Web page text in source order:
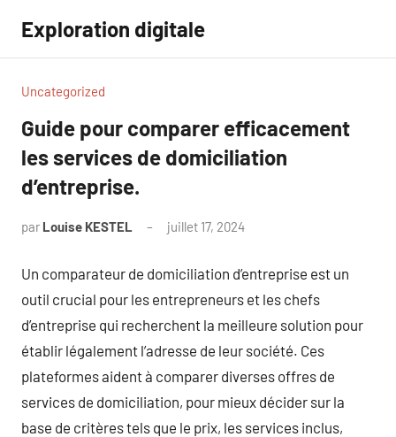
contenu
Exploration digitale
Uncategorized
Guide pour comparer efficacement
les services de domiciliation
d’entreprise.
par Louise KESTEL juillet 17, 2024
Un comparateur de domiciliation d’entreprise est un
outil crucial pour les entrepreneurs et les chefs
d’entreprise qui recherchent la meilleure solution pour
établir légalement l’adresse de leur société. Ces
plateformes aident à comparer diverses offres de
services de domiciliation, pour mieux décider sur la
base de critères tels que le prix, les services inclus,